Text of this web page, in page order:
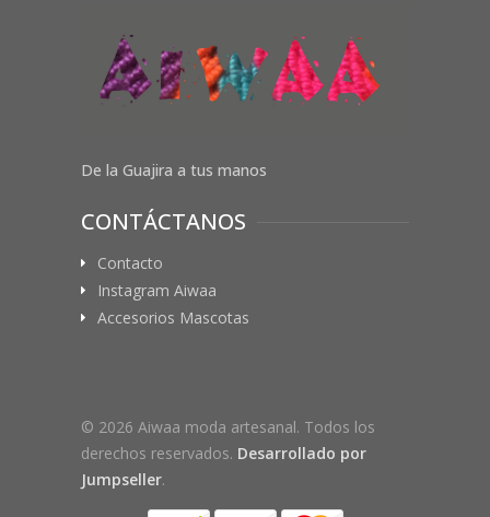
De la Guajira a tus manos
CONTÁCTANOS
Contacto
Instagram Aiwaa
Accesorios Mascotas
© 2026 Aiwaa moda artesanal. Todos los
derechos reservados. Desarrollado por
Jumpseller.